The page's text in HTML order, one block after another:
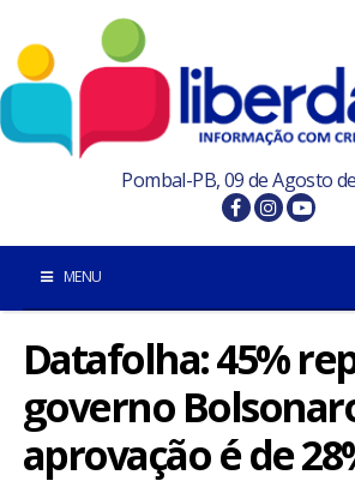
Pombal-PB, 09 de Agosto
MENU
INÍCIO
POMBAL E REGIÃO
PARAÍBA
Datafolha: 45%
governo
aprovação é de